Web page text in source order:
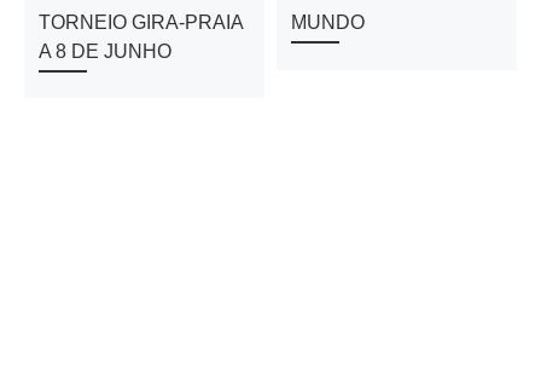
TORNEIO GIRA-PRAIA
A 8 DE JUNHO
MUNDO